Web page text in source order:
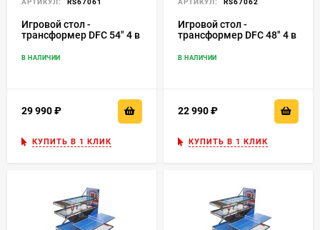
АРТИКУЛ: RS67061
Игровой стол -
трансформер DFC 54" 4 в
В НАЛИЧИИ
29 990
КУПИТЬ В 1 КЛИК
АРТИКУЛ: RS67062
Игровой стол -
трансформер DFC 48" 4 в
В НАЛИЧИИ
22 990
КУПИТЬ В 1 КЛИК